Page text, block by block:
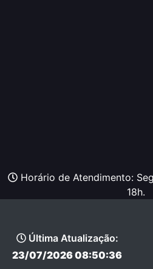
Horário de Atendimento:
18h.
Última Atualização:
23/07/2026 08:50:36